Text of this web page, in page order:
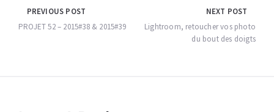
Navigation
de
PREVIOUS POST
PROJET 52 – 2015#38 & 2015#39
NEXT POST
Lightroom, retoucher vos photo
du bout des doigts